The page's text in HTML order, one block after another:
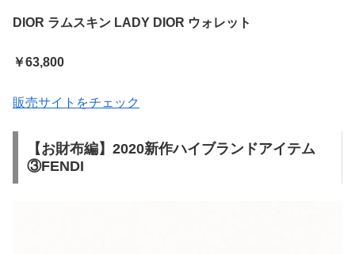
DIOR ラムスキン LADY DIOR ウォレット
￥63,800
販売サイトをチェック
【お財布編】2020新作ハイブランドアイテム
③FENDI